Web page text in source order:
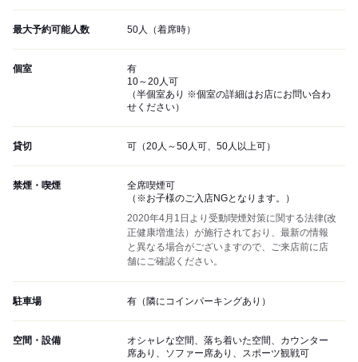
最大予約可能人数 50人（着席時）
個室
有
10～20人可
（半個室あり ※個室の詳細はお店にお問い合わ
せください）
貸切 可（20人～50人可、50人以上可）
禁煙・喫煙
全席喫煙可
（※お子様のご入店NGとなります。）
2020年4月1日より受動喫煙対策に関する法律(改
正健康増進法）が施行されており、最新の情報
と異なる場合がございますので、ご来店前に店
舗にご確認ください。
駐車場 有（隣にコインパーキングあり）
空間・設備
オシャレな空間、落ち着いた空間、カウンター
席あり、ソファー席あり、スポーツ観戦可